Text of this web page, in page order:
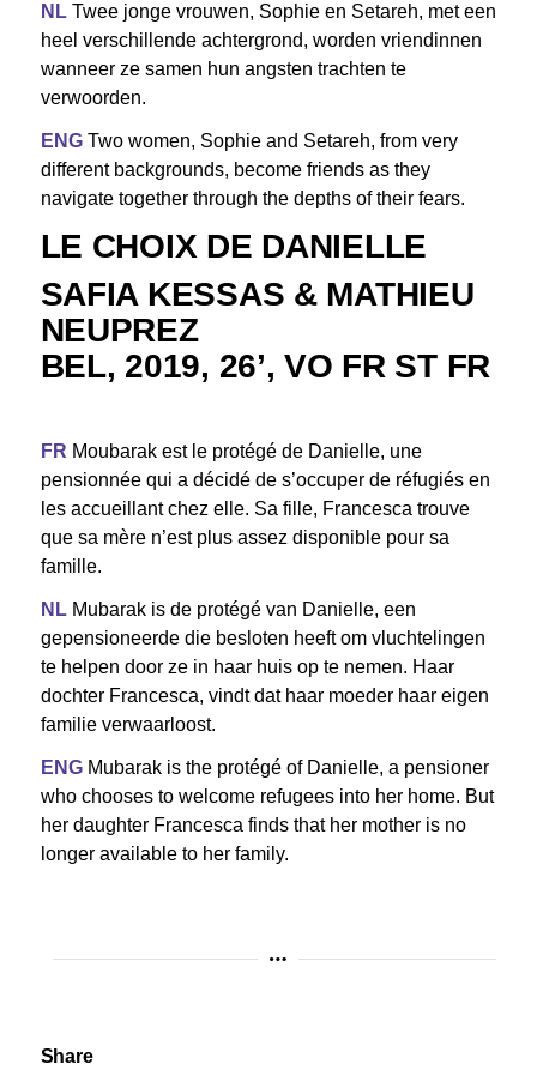
NL Twee jonge vrouwen, Sophie en Setareh, met een
heel verschillende achtergrond, worden vriendinnen
wanneer ze samen hun angsten trachten te
verwoorden.
ENGTwo women, Sophie and Setareh, from very
different backgrounds, become friends as they
navigate together through the depths of their fears.
LE CHOIX DE DANIELLE
SAFIA KESSAS & MATHIEU
NEUPREZ
BEL, 2019, 26’, VO FR ST FR
FR Moubarak est le protégé de Danielle, une
pensionnée qui a décidé de s’occuper de réfugiés en
les accueillant chez elle. Sa fille, Francesca trouve
que sa mère n’est plus assez disponible pour sa
famille.
NL Mubarak is de protégé van Danielle, een
gepensioneerde die besloten heeft om vluchtelingen
te helpen door ze in haar huis op te nemen. Haar
dochter Francesca, vindt dat haar moeder haar eigen
familie verwaarloost.
ENG Mubarak is the protégé of Danielle, a pensioner
who chooses to welcome refugees into her home. But
her daughter Francesca finds that her mother is no
longer available to her family.
Share